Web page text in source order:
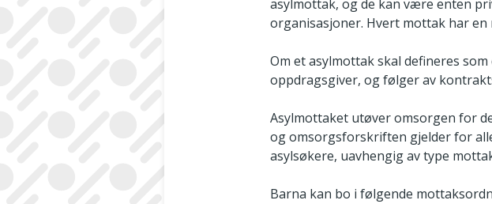
asylmottak, og de kan være enten
organisasjoner. Hvert mottak har en
Om et asylmottak skal defineres
oppdragsgiver, og følger av
Asylmottaket utøver omsorgen for
og omsorgsforskriften gjelder for
asylsøkere, uavhengig av type
Barna kan bo i følgende